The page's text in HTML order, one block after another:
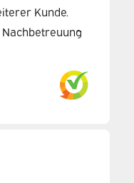
Kunde.